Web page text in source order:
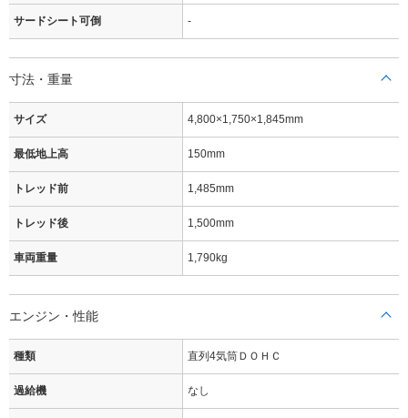
サードシート可倒 -
寸法・重量
サイズ 4,800×1,750×1,845mm
最低地上高 150mm
トレッド前 1,485mm
トレッド後 1,500mm
車両重量 1,790kg
エンジン・性能
種類 直列4気筒ＤＯＨＣ
過給機 なし